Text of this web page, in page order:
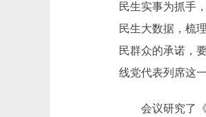
民生实事为抓手
民生大数据，梳
民群众的承诺，
线党代表列席这
会议研究了《